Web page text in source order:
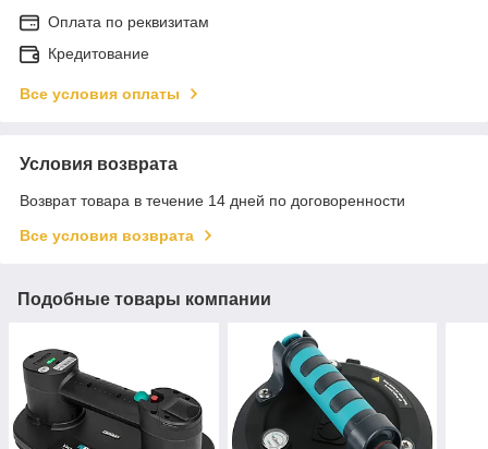
Оплата по реквизитам
Кредитование
Все условия оплаты
Условия возврата
Возврат товара в течение 14 дней по договоренности
Все условия возврата
Подобные товары компании